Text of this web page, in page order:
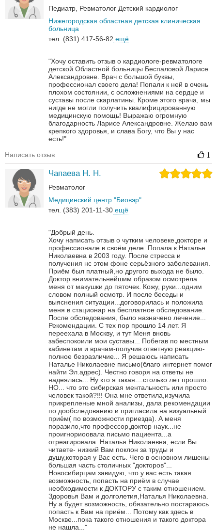
Педиатр Ревматолог Детский кардиолог
Нижегородская областная детская клиническая
больница
тел. (831) 417-56-82 ещё
"Хочу оставить отзыв о кардиологе-ревматологе
детской Областной больницы Беспаловой Ларисе
Александровне. Врач с большой буквы,
профессионал своего дела! Попали к ней в очень
плохом состоянии, с осложнениями на сердце и
суставы после скарлатины. Кроме этого врача, мы
нигде не могли получить квалифицированную
медицинскую помощь! Выражаю огромную
благодарность Ларисе Александровне. Желаю вам
крепкого здоровья, и слава Богу, что Вы у нас
есть!"
Написать отзыв 1
Чапаева Н. Н.
Ревматолог
Медицинский центр "Биовэр"
тел. (383) 201-11-30 ещё
"Добрый день.
Хочу написать отзыв о чутким человеке,докторе и
профессионале в своём деле. Попала к Наталье
Николаевна в 2003 году. После стресса и
получения нс этом фоне серьёзного заболевания.
Приём был платный,но другого выхода не было.
Доктор внимательнейшим образом осмотрела
меня от макушки до пяточек. Кожу, руки...одним
словом полный осмотр. И после беседы и
выяснения ситуации...договорилась и положила
меня в стационар на бесплатное обследование.
После обследования, было назначено лечение...
Рекомендации. С тех пор прошло 14 лет. Я
переехала в Москву, и тут Меня вновь
забеспокоили мои суставы... Побегав по местным
кабинетам и врачам-получив ответную реакцию-
полное безразличие... Я решаюсь написать
Наталье Николаевне письмо(благо интернет помог
найти Эл.адрес). Честно говоря на ответы не
надеялась... Ну кто я такая....столько лет прошло.
НО... что это сибирская ментальность или просто
человек такой?!!! Она мне ответила,изучила
прикрепленые мной анализы, дала рекомендации
по дообследованию и пригласила на визуальный
приём( по возможности приезда). А меня
поразило,что профессор,доктор наук...не
проигнориоовала письмо пациента...а
отреагировала. Наталья Николаевна, если Вы
читаете- низкий Вам поклон за труды и
душу,которая у Вас есть. Чего в основном лишены
большая часть столичных "докторов"...
Новосибирцам завидую, что у вас есть такая
возможность, попасть на приём в случае
необходимости к ДОКТОРУ с таким отношением.
Здоровья Вам и долголетия,Наталья Николаевна.
Ну а будет возможность, обязательно постараюсь
попасть к Вам на приём... Потому как здесь в
Москве...пока такого отношения и такого доктора
не нашла..."